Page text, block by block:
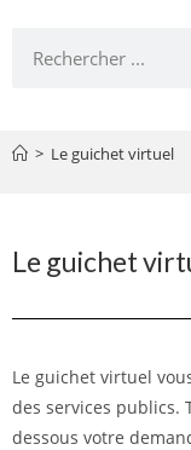
> Le guichet virtuel
Le guichet
Le guichet virtuel
des services publics.
dessous votre